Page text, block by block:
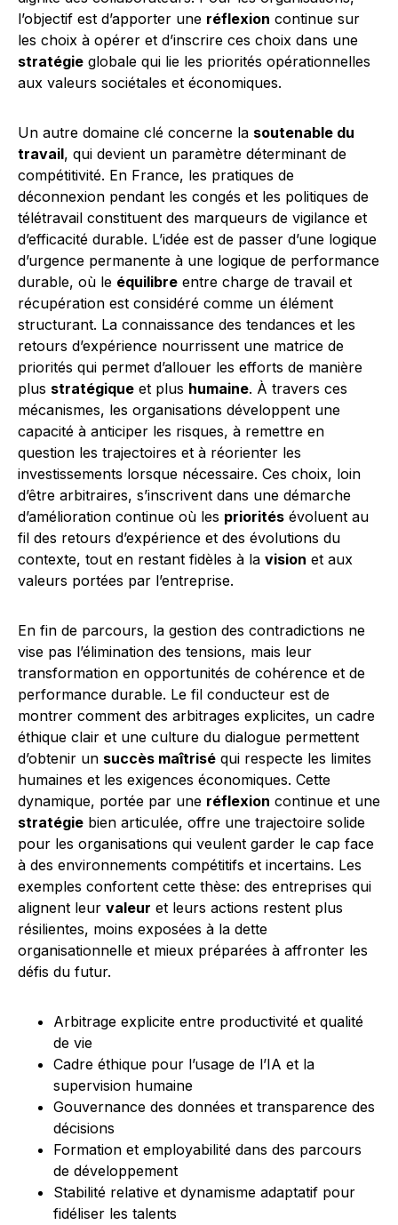
l’objectif est d’apporter une réflexion continue sur
les choix à opérer et d’inscrire ces choix dans une
stratégie globale qui lie les priorités opérationnelles
aux valeurs sociétales et économiques.
Un autre domaine clé concerne la soutenable du
travail, qui devient un paramètre déterminant de
compétitivité. En France, les pratiques de
déconnexion pendant les congés et les politiques de
télétravail constituent des marqueurs de vigilance et
d’efficacité durable. L’idée est de passer d’une logique
d’urgence permanente à une logique de performance
durable, où le équilibre entre charge de travail et
récupération est considéré comme un élément
structurant. La connaissance des tendances et les
retours d’expérience nourrissent une matrice de
priorités qui permet d’allouer les efforts de manière
plus stratégique et plus humaine. À travers ces
mécanismes, les organisations développent une
capacité à anticiper les risques, à remettre en
question les trajectoires et à réorienter les
investissements lorsque nécessaire. Ces choix, loin
d’être arbitraires, s’inscrivent dans une démarche
d’amélioration continue où les priorités évoluent au
fil des retours d’expérience et des évolutions du
contexte, tout en restant fidèles à la vision et aux
valeurs portées par l’entreprise.
En fin de parcours, la gestion des contradictions ne
vise pas l’élimination des tensions, mais leur
transformation en opportunités de cohérence et de
performance durable. Le fil conducteur est de
montrer comment des arbitrages explicites, un cadre
éthique clair et une culture du dialogue permettent
d’obtenir un succès maîtrisé qui respecte les limites
humaines et les exigences économiques. Cette
dynamique, portée par une réflexion continue et une
stratégie bien articulée, offre une trajectoire solide
pour les organisations qui veulent garder le cap face
à des environnements compétitifs et incertains. Les
exemples confortent cette thèse: des entreprises qui
alignent leur valeur et leurs actions restent plus
résilientes, moins exposées à la dette
organisationnelle et mieux préparées à affronter les
défis du futur.
Arbitrage explicite entre productivité et qualité
de vie
Cadre éthique pour l’usage de l’IA et la
supervision humaine
Gouvernance des données et transparence des
décisions
Formation et employabilité dans des parcours
de développement
Stabilité relative et dynamisme adaptatif pour
fidéliser les talents